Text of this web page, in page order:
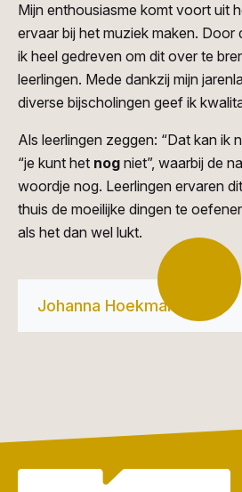
Mijn enthousiasme komt voort uit
ervaar bij het muziek maken. Door
ik heel gedreven om dit over te
leerlingen. Mede dankzij mijn
diverse bijscholingen geef ik
Als leerlingen zeggen: “Dat kan ik
“je kunt het nog niet”, waarbij de
woordje nog. Leerlingen ervaren
thuis de moeilijke dingen te
als het dan wel lukt.
Johanna Hoekman